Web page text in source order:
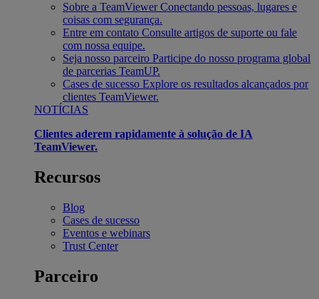
Sobre a TeamViewer Conectando pessoas, lugares e
coisas com segurança.
Entre em contato Consulte artigos de suporte ou fale
com nossa equipe.
Seja nosso parceiro Participe do nosso programa global
de parcerias TeamUP.
Cases de sucesso Explore os resultados alcançados por
clientes TeamViewer.
NOTÍCIAS
Clientes aderem rapidamente à solução de IA
TeamViewer.
Recursos
Blog
Cases de sucesso
Eventos e webinars
Trust Center
Parceiro